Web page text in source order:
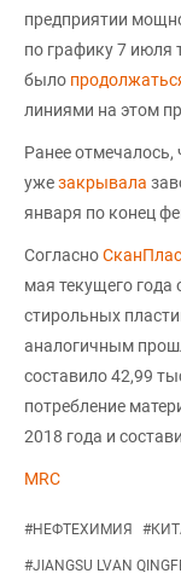
предприятии
по графику 7 июля
было
линиями на этом
Ранее отмечалось,
ужезакрывала
января по конец
Согласно
мая текущего года
стирольных
аналогичным
составило 42,99
потребление
2018 года и
MRC
#НЕФТЕХИМИЯ #
#JIANGSU LVAN